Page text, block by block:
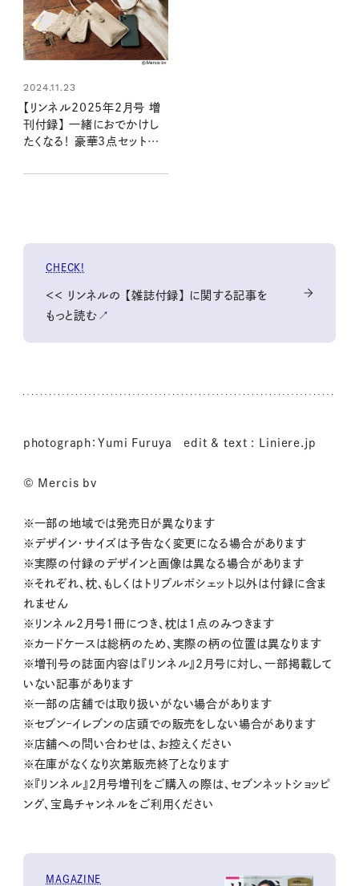
2024.11.23
【リンネル2025年2月号 増
刊付録】 一緒におでかけし
たくなる！ 豪華3点セットの
（12/19発売リンネル2025
CHECK!
＜＜ リンネルの 【雑誌付録】 に関する記事を
もっと読む↗
photograph：Yumi Furuya edit & text : Liniere.jp
© Mercis bv
※一部の地域では発売日が異なります
※デザイン・サイズは予告なく変更になる場合があります
※実際の付録のデザインと画像は異なる場合があります
※それぞれ、枕、もしくはトリプルポシェット以外は付録に含ま
れません
※リンネル2月号1冊につき、枕は1点のみつきます
※カードケースは総柄のため、実際の柄の位置は異なります
※増刊号の誌面内容は『リンネル』2月号に対し、一部掲載して
いない記事があります
※一部の店舗では取り扱いがない場合があります
※セブン‒イレブンの店頭での販売をしない場合があります
※店舗への問い合わせは、お控えください
※在庫がなくなり次第販売終了となります
※『リンネル』2月号増刊をご購入の際は、セブンネットショッピ
ング、宝島チャンネルをご利用ください
MAGAZINE